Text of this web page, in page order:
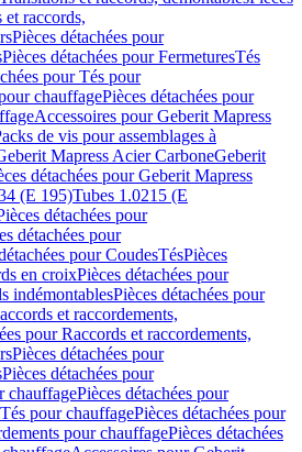
et raccords,
Pièces détachées pour
Pièces détachées pour FermeturesTés
pour Tés pour
chauffagePièces détachées pour
Accessoires pour Geberit Mapress
de vis pour assemblages à
Mapress Acier CarboneGeberit
détachées pour Geberit Mapress
(E 195)Tubes 1.0215 (E
détachées pour
détachées pour
pour CoudesTésPièces
en croixPièces détachées pour
indémontablesPièces détachées pour
et raccordements,
pour Raccords et raccordements,
Pièces détachées pour
Pièces détachées pour
chauffagePièces détachées pour
Tés pour chauffagePièces détachées pour
pour chauffagePièces détachées